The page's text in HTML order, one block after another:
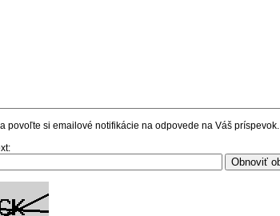
a povoľte si emailové notifikácie na odpovede na Váš príspevok.